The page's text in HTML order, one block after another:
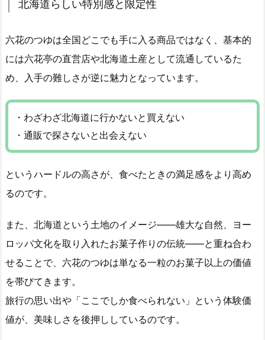
北海道らしい特別感と限定性
六花のつゆは全国どこでも手に入る商品ではなく、基本的
には六花亭の直営店や北海道土産として流通しているた
め、入手の難しさが逆に魅力となっています。
・わざわざ北海道に行かないと買えない
・通販で探さないと出会えない
というハードルの高さが、食べたときの満足感をより高め
るのです。
また、北海道という土地のイメージ――雄大な自然、ヨー
ロッパ文化を取り入れたお菓子作りの伝統――と重ね合わ
せることで、六花のつゆは単なる一粒のお菓子以上の価値
を帯びてきます。
旅行の思い出や「ここでしか食べられない」という体験価
値が、美味しさを後押ししているのです。